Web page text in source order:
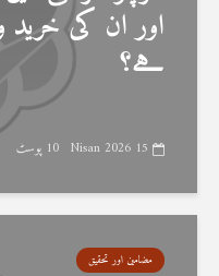
اور ان کی
ہے؟
15 Nisan 2026 10 پوسٹ
مضامین اور تحقیق